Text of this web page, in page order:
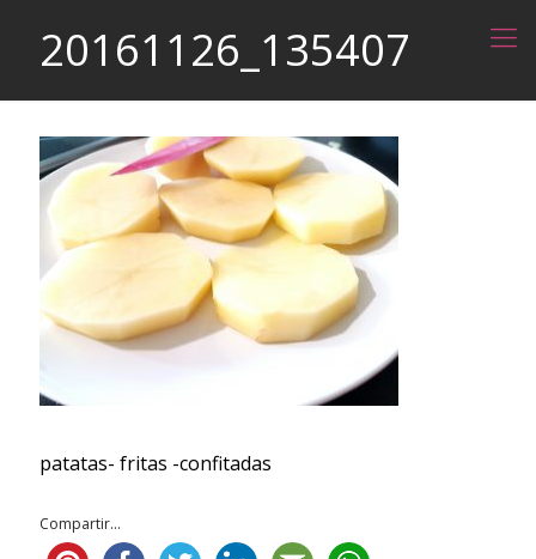
20161126_135407
patatas- fritas -confitadas
Compartir...